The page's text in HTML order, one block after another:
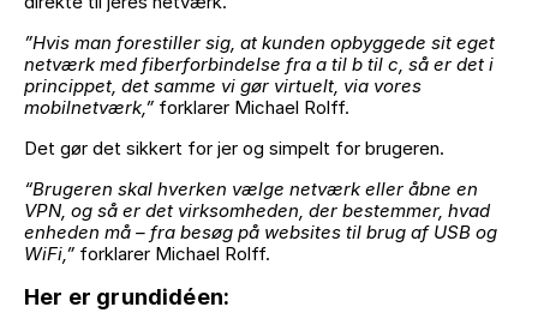
”Hvis man forestiller sig, at kunden opbyggede sit eget
netværk med fiberforbindelse fra a til b til c, så er det i
princippet, det samme vi gør virtuelt, via vores
mobilnetværk,” forklarer Michael Rolff.
Det gør det sikkert for jer og simpelt for brugeren.
“Brugeren skal hverken vælge netværk eller åbne en
VPN, og så er det virksomheden, der bestemmer, hvad
enheden må – fra besøg på websites til brug af USB og
WiFi,” forklarer Michael Rolff.
Her er grundidéen: